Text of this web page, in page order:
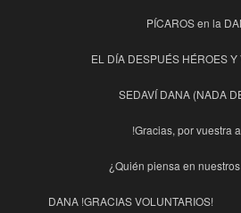
PÍCAROS en la
EL DÍA DESPUÉS HÉROES
SEDAVÍ DANA (NADA
!Gracias, por vuestra
¿Quién piensa en
DANA !GRACIAS VOLUNTARIOS!